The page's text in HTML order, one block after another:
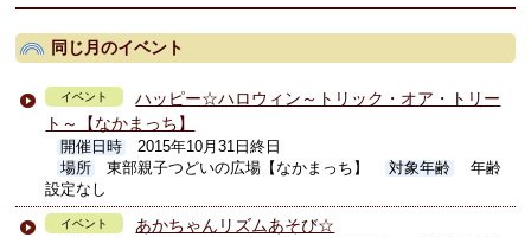
同じ月のイベント
イベント
ハッピー☆ハロウィン～トリック・オア・トリー
ト～【なかまっち】
開催日時
2015年10月31日終日
場所
東部親子つどいの広場【なかまっち】 対象年齢
年齢
設定なし
イベント あかちゃんリズムあそび☆